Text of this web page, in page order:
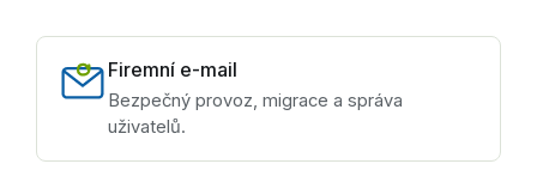
Firemní e-mail
Bezpečný provoz, migrace a správa
uživatelů.